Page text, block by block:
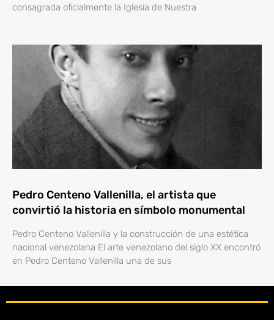
consagrada oficialmente la Iglesia de Nuestra
Pedro Centeno Vallenilla, el artista que
convirtió la historia en símbolo monumental
Pedro Centeno Vallenilla y la construcción de una estética
nacional venezolana El arte venezolano del siglo XX encontró
en Pedro Centeno Vallenilla una de sus